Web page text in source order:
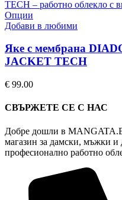
be
chosen
on
product
page
Опции
product
multiple
variants.
The
may
chosen
the
product
page
Добави в любими
Яке с мембрана
JACKET TECH
€ 99.00
СВЪРЖЕТЕ СЕ С НАС
Добре дошли в
магазин за дамски, мъжки и
професионално работно